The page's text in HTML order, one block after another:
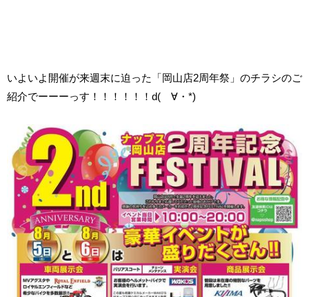
いよいよ開催が来週末に迫った「岡山店2周年祭」のチラシのご
紹介でーーーっす！！！！！！d(ゝ∀・*)